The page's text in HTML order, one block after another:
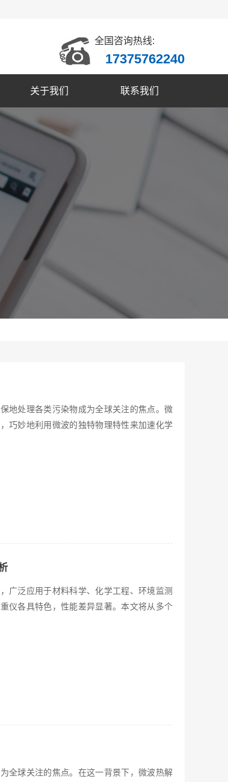
全国咨询热线:
17375762240
关于我们 联系我们
地处理各类污染物成为全球关注的焦点。微
巧妙地利用微波的独特物理特性来加速化学
广泛应用于材料科学、化学工程、环境监测
仪各具特色，性能差异显著。本文将从多个
全球关注的焦点。在这一背景下，微波热解